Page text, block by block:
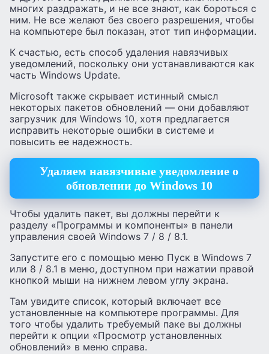
многих раздражать, и не все знают, как бороться с
ним. Не все желают без своего разрешения, чтобы
на компьютере был показан, этот тип информации.
К счастью, есть способ удаления навязчивых
уведомлений, поскольку они устанавливаются как
часть Windows Update.
Microsoft также скрывает истинный смысл
некоторых пакетов обновлений — они добавляют
загрузчик для Windows 10, хотя предлагается
исправить некоторые ошибки в системе и
повысить ее надежность.
Удаляем навязчивые уведомление о
обновлении до Windows 10
Чтобы удалить пакет, вы должны перейти к
разделу «Программы и компоненты» в панели
управления своей Windows 7 / 8 / 8.1.
Запустите его с помощью меню Пуск в Windows 7
или 8 / 8.1 в меню, доступном при нажатии правой
кнопкой мыши на нижнем левом углу экрана.
Там увидите список, который включает все
установленные на компьютере программы. Для
того чтобы удалить требуемый паке вы должны
перейти к опции «Просмотр установленных
обновлений» в меню справа.